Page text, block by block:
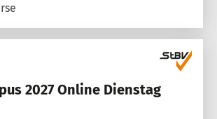
2027 Online Dienstag